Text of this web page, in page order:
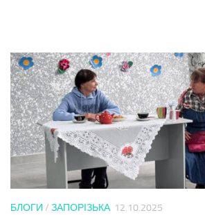
БЛОГИ / ЗАПОРІЗЬКА 12.10.2025